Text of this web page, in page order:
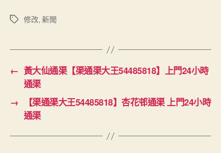
Tags修改,新聞
← 黃大仙通渠【渠通渠大王54485818】上門24小時
通渠
→
【渠通渠大王54485818】杏花邨通渠 上門24小時
通渠